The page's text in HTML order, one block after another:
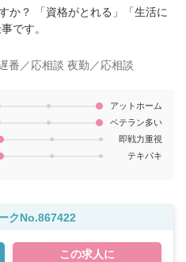
か？ 「資格がとれる」「生活に
です。
番／応相談 夜勤／応相談
アットホーム
ベテラン多い
即戦力重視
テキパキ
クNo.867422
この求人に